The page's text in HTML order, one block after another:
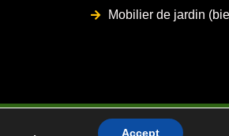
Mobilier de jardin
Accept